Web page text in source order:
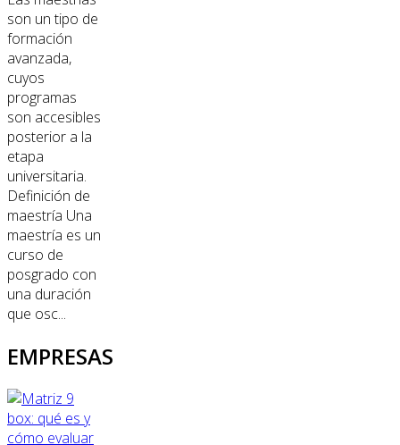
son un tipo de
formación
avanzada,
cuyos
programas
son accesibles
posterior a la
etapa
universitaria.
Definición de
maestría Una
maestría es un
curso de
posgrado con
una duración
que osc...
EMPRESAS